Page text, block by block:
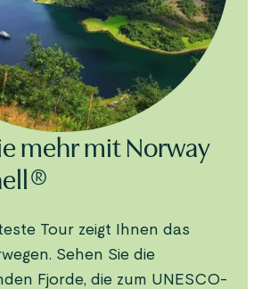
mehr mit Norway
Tour zeigt Ihnen das
Sehen Sie die
Fjorde, die zum UNESCO-